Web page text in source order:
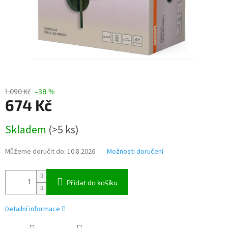
1 090 Kč –38 %
674 Kč
cena:
Skladem (>5 ks)
Můžeme doručit do: 10.8.2026 Možnosti doručení
Přidat do košíku
Detailní informace